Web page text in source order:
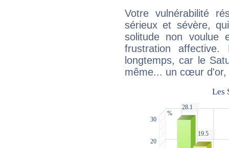
Votre vulnérabilité
sérieux et sévère,
solitude non voulue
frustration
longtemps, car le
même... un cœur d'or,